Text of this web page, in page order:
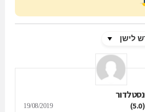
(5.0)
19/08/2019